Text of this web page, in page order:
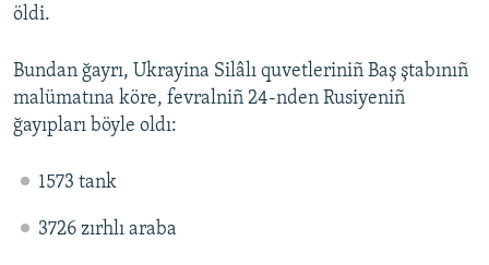
öldi.
Bundan ğayrı, Ukrayina Silâlı quvetleriniñ Baş ştabınıñ
malümatına köre, fevralniñ 24-nden Rusiyeniñ
ğayıpları böyle oldı:
1573 tank
3726 zırhlı araba